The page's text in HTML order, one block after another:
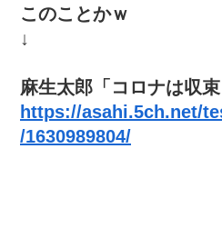
このことかｗ
↓
麻生太郎「コロナは収
https://asahi.5ch.net/
/1630989804/